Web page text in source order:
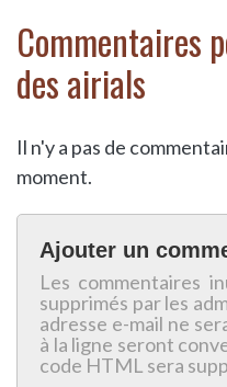
Commentaires
des airials
Il n'y a pas de
moment.
Ajouter un
Les commentaires
supprimés par les
adresse e-mail ne
à la ligne seront
code HTML sera